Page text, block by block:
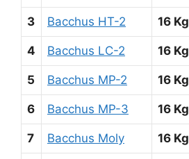
3 Bacchus HT-2 16 Kg
4 Bacchus LC-2 16 Kg
5 Bacchus MP-2 16 Kg
6 Bacchus MP-3 16 Kg
7 Bacchus Moly 16 Kg